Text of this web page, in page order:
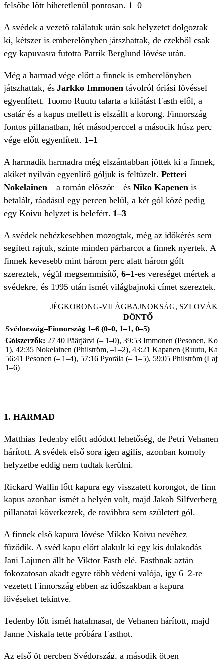
felsőbe lőtt hihetetlenül pontosan. 1–0
A svédek a vezető találatuk után sok helyzetet dolgoztak
ki, kétszer is emberelőnyben játszhattak, de ezekből csak
egy kapuvasra futotta Patrik Berglund lövése után.
Még a harmad vége előtt a finnek is emberelőnyben
játszhattak, és Jarkko Immonen távolról óriási lövéssel
egyenlített. Tuomo Ruutu talarta a kilátást Fasth elől, a
csatár és a kapus mellett is elszállt a korong. Finnország
fontos pillanatban, hét másodperccel a második húsz perc
vége előtt egyenlített. 1–1
A harmadik harmadra még elszántabban jöttek ki a finnek,
akiket nyilván egyenlítő góljuk is feltüzelt. Petteri
Nokelainen– a tornán először – és Niko Kapenen is
betalált, ráadásul egy percen belül, a két gól közé pedig
egy Koivu helyzet is belefért. 1–3
A svédek nehézkesebben mozogtak, még az időkérés sem
segített rajtuk, szinte minden párharcot a finnek nyertek. A
finnek kevesebb mint három perc alatt három gólt
szereztek, végül megsemmisítő, 6–1-es vereséget mértek a
svédekre, és 1995 után ismét világbajnoki címet szereztek.
JÉGKORONG-VILÁGBAJNOKSÁG,
DÖNTŐ
Svédország–Finnország 1–6 (0–0, 1–1, 0–5)
Gólszerzők: 27:40 Päärjärvi (– 1–0), 39:53 Immonen (Pesonen,
1), 42:35 Nokelainen (Philström, –1–2), 43:21 Kapanen (Ruutu,
56:41 Pesonen (– 1–4), 57:16 Pyoräla (– 1–5), 59:05 Philström
1–6)
1. HARMAD
Matthias Tedenby előtt adódott lehetőség, de Petri Vehanen
hárított. A svédek első sora igen agilis, azonban komoly
helyzetbe eddig nem tudtak kerülni.
Rickard Wallin lőtt kapura egy visszatett korongot, de finn
kapus azonban ismét a helyén volt, majd Jakob Silfverberg
pillanatai következtek, de továbbra sem született gól.
A finnek első kapura lövése Mikko Koivu nevéhez
fűződik. A svéd kapu előtt alakult ki egy kis dulakodás
Jani Lajunen állt be Viktor Fasth elé. Fasthnak aztán
fokozatosan akadt egyre több védeni valója, így 6–2-re
vezetett Finnország ebben az időszakban a kapura
lövéseket tekintve.
Tedenby lőtt ismét hatalmasat, de Vehanen hárított, majd
Janne Niskala tette próbára Fasthot.
Az első öt percben Svédország, a második ötben